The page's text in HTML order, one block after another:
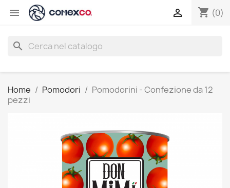
 shopping_cart (0)

search
Home Pomodori
Pomodorini - Confezione da 12
pezzi